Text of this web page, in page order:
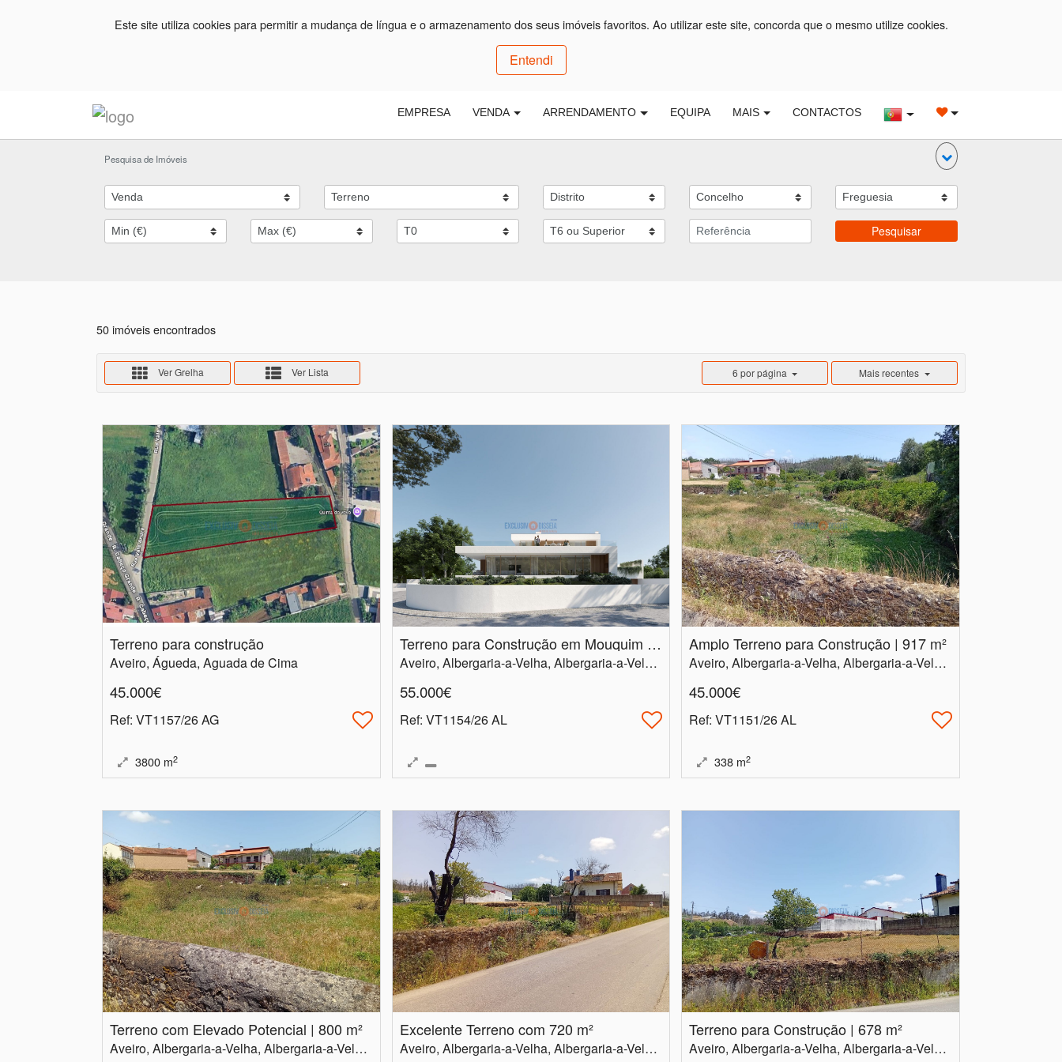
Este site utiliza cookies para permitir a mudança de língua e o armazenamento dos seus imóveis favoritos. Ao utilizar este site, concorda que o mesmo utilize cookies.
Entendi
EMPRESA VENDA ARRENDAMENTO EQUIPA MAIS CONTACTOS
Pesquisa de Imóveis
Pesquisar
50 imóveis encontrados
Ver Grelha Ver Lista 6 por página Mais recentes
Terreno para construção
Aveiro, Águeda, Aguada de Cima
45.000€
Ref: VT1157/26 AG
3800 m2
Terreno para Construção em Mouquim | 663 m²
Aveiro, Albergaria-a-Velha, Albergaria-a-Velha e Valmaior
55.000€
Ref: VT1154/26 AL
Amplo Terreno para Construção | 917 m²
Aveiro, Albergaria-a-Velha, Albergaria-a-Velha e Valmaior
45.000€
Ref: VT1151/26 AL
338 m2
Terreno com Elevado Potencial | 800 m²
Aveiro, Albergaria-a-Velha, Albergaria-a-Velha e Valmaior
Excelente Terreno com 720 m²
Aveiro, Albergaria-a-Velha, Albergaria-a-Velha e Valmaior
Terreno para Construção | 678 m²
Aveiro, Albergaria-a-Velha, Albergaria-a-Velha e Valmaior